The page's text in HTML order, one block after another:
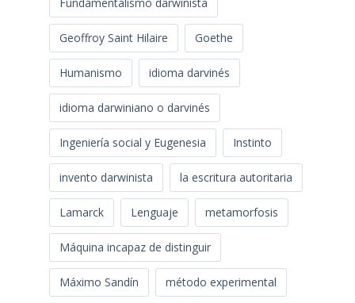
Geoffroy Saint Hilaire Goethe
Humanismo idioma darvinés
idioma darwiniano o darvinés
Ingeniería social y Eugenesia Instinto
invento darwinista la escritura autoritaria
Lamarck Lenguaje metamorfosis
Máquina incapaz de distinguir
Máximo Sandín método experimental